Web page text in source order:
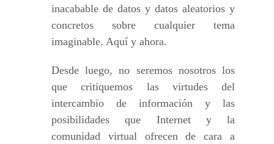
inacabable de datos y datos aleatorios y
concretos sobre cualquier tema
imaginable. Aquí y ahora.
Desde luego, no seremos nosotros los
que critiquemos las virtudes del
intercambio de información y las
posibilidades que Internet y la
comunidad virtual ofrecen de cara a